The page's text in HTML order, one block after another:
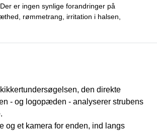
er ingen synlige forandringer på
rømmetrang, irritation i halsen,
den direkte
- og logopæden - analyserer strubens
og et kamera for enden, ind langs